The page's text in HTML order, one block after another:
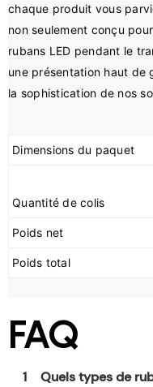
chaque produit vous
non seulement conçu
rubans LED pendant le
une présentation haut de
Dimensions du paquet
Poids net
Poids total
FAQ
1 Quels types de